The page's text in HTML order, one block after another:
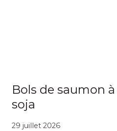
Bols de saumon
soja
29 juillet 2026